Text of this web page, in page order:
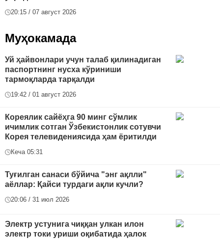
20:15 / 07 август 2026
Муҳокамада
Уй ҳайвонлари учун талаб қилинадиган
паспортнинг нусха кўриниши
тармоқларда тарқалди
19:42 / 01 август 2026
Кореялик сайёҳга 90 минг сўмлик
ичимлик сотган Ўзбекистонлик сотувчи
Корея телевидениясида ҳам ёритилди
Кеча 05:31
Туғилган санаси бўйича "энг ақлли"
аёллар: Қайси турдаги ақли кучли?
20:06 / 31 июл 2026
Электр устунига чиққан улкан илон
электр токи уриши оқибатида ҳалок